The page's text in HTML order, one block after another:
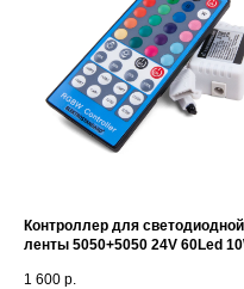
Контроллер для светодиодной
ленты 5050+5050 24V 60Led
IP20 RGBW LSC 021
1 600 р.